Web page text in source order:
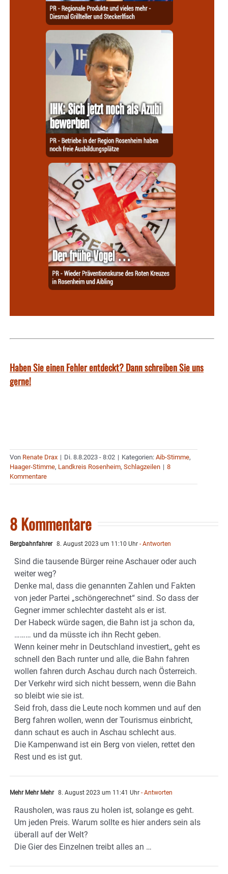
Haben Sie einen Fehler entdeckt? Dann schreiben Sie uns
gerne!
Von Renate Drax | Di. 8.8.2023 - 8:02 | Kategorien: Aib-Stimme,
Haager-Stimme, Landkreis Rosenheim, Schlagzeilen | 8
Kommentare
8 Kommentare
Bergbahnfahrer 8. August 2023 um 11:10 Uhr - Antworten
Sind die tausende Bürger reine Aschauer oder auch
weiter weg?
Denke mal, dass die genannten Zahlen und Fakten
von jeder Partei „schöngerechnet“ sind. So dass der
Gegner immer schlechter dasteht als er ist.
Der Habeck würde sagen, die Bahn ist ja schon da,
……… und da müsste ich ihn Recht geben.
Wenn keiner mehr in Deutschland investiert,, geht es
schnell den Bach runter und alle, die Bahn fahren
wollen fahren durch Aschau durch nach Österreich.
Der Verkehr wird sich nicht bessern, wenn die Bahn
so bleibt wie sie ist.
Seid froh, dass die Leute noch kommen und auf den
Berg fahren wollen, wenn der Tourismus einbricht,
dann schaut es auch in Aschau schlecht aus.
Die Kampenwand ist ein Berg von vielen, rettet den
Rest und es ist gut.
Mehr Mehr Mehr 8. August 2023 um 11:41 Uhr - Antworten
Rausholen, was raus zu holen ist, solange es geht.
Um jeden Preis. Warum sollte es hier anders sein als
überall auf der Welt?
Die Gier des Einzelnen treibt alles an …